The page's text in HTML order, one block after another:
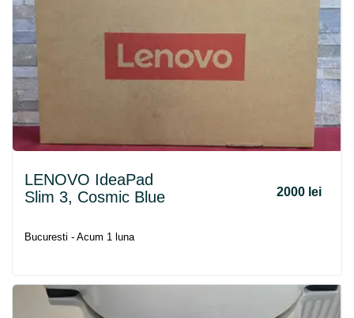
LENOVO IdeaPad
Slim 3, Cosmic Blue
2000 lei
Bucuresti - Acum 1 luna